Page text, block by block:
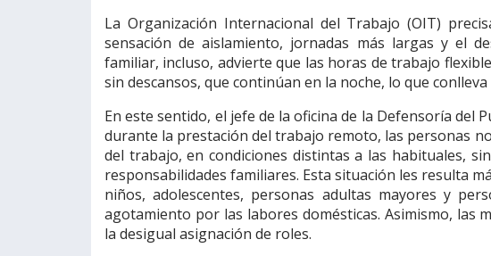
La Organización Internacional del Trabajo (OIT)
sensación de aislamiento, jornadas más largas y el
familiar, incluso, advierte que las horas de trabajo
sin descansos, que continúan en la noche, lo que
En este sentido, el jefe de la oficina de la Defensoría del
durante la prestación del trabajo remoto, las personas
del trabajo, en condiciones distintas a las habituales,
responsabilidades familiares. Esta situación les resulta
niños, adolescentes, personas adultas mayores y
agotamiento por las labores domésticas. Asimismo, las
la desigual asignación de roles.